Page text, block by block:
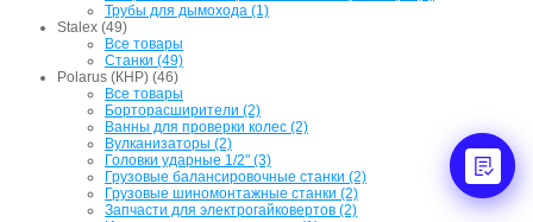
Трубы для дымохода (1)
Stalex (49)
Все товары
Станки (49)
Polarus (КНР) (46)
Все товары
Борторасширители (2)
Ванны для проверки колес (2)
Вулканизаторы (2)
Головки ударные 1/2" (3)
Грузовые балансировочные станки (2)
Грузовые шиномонтажные станки (2)
Запчасти для электрогайковертов (2)